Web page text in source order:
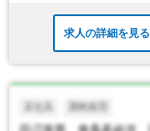
求人の詳細を見る